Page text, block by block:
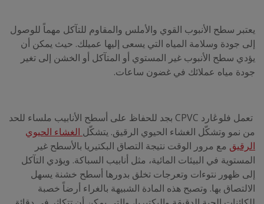
يعتبر سطح الأنبوب القوي والأملس والمقاوم للتآكل مهماً للوصول
إلى جودة وسلامة المياه التي يسعى إليها عميلك. حيث يمكن أن
يؤدي سطح الأنبوب غير المستوي أو المتآكل أو الخشن إلى تغير
جودة مياه عملائك في غضون ساعات.
تعمل فلوڠارد CPVC بجد للحفاظ على أسطح الأنابيب ملساء للحد
من نمو وتشكّل الغشاء الحيوي الرقيق. يتشكّل الغشاء الحيوي
الرقيق مع مرور الوقت نتيجة التصاق البكتيريا بالأسطح غير
المستوية في البيئات المائية، مثل أنابيب السباكة. ويؤدي التآكل
إلى ظهور نتوءات وتعرجات تخلق بدورها أسطح خشنة يسهل
الالتصاق بها. وتصبح هذه المادة الشبيهة بالغراء أرضاً خصبة